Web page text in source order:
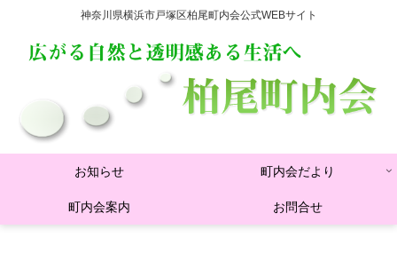
神奈川県横浜市戸塚区柏尾町内会公式WEBサイト
お知らせ 町内会だより
町内会案内 お問合せ